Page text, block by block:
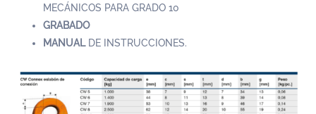
MECÁNICOS PARA GRADO 10
GRABADO
MANUALDE INSTRUCCIONES.